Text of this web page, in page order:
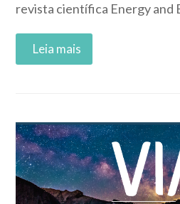
revista científica Energy and